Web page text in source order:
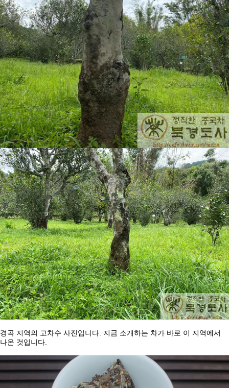
경곡 지역의 고차수 사진입니다. 지금 소개하는 차가 바로 이
지역에서
나온 것입니다.